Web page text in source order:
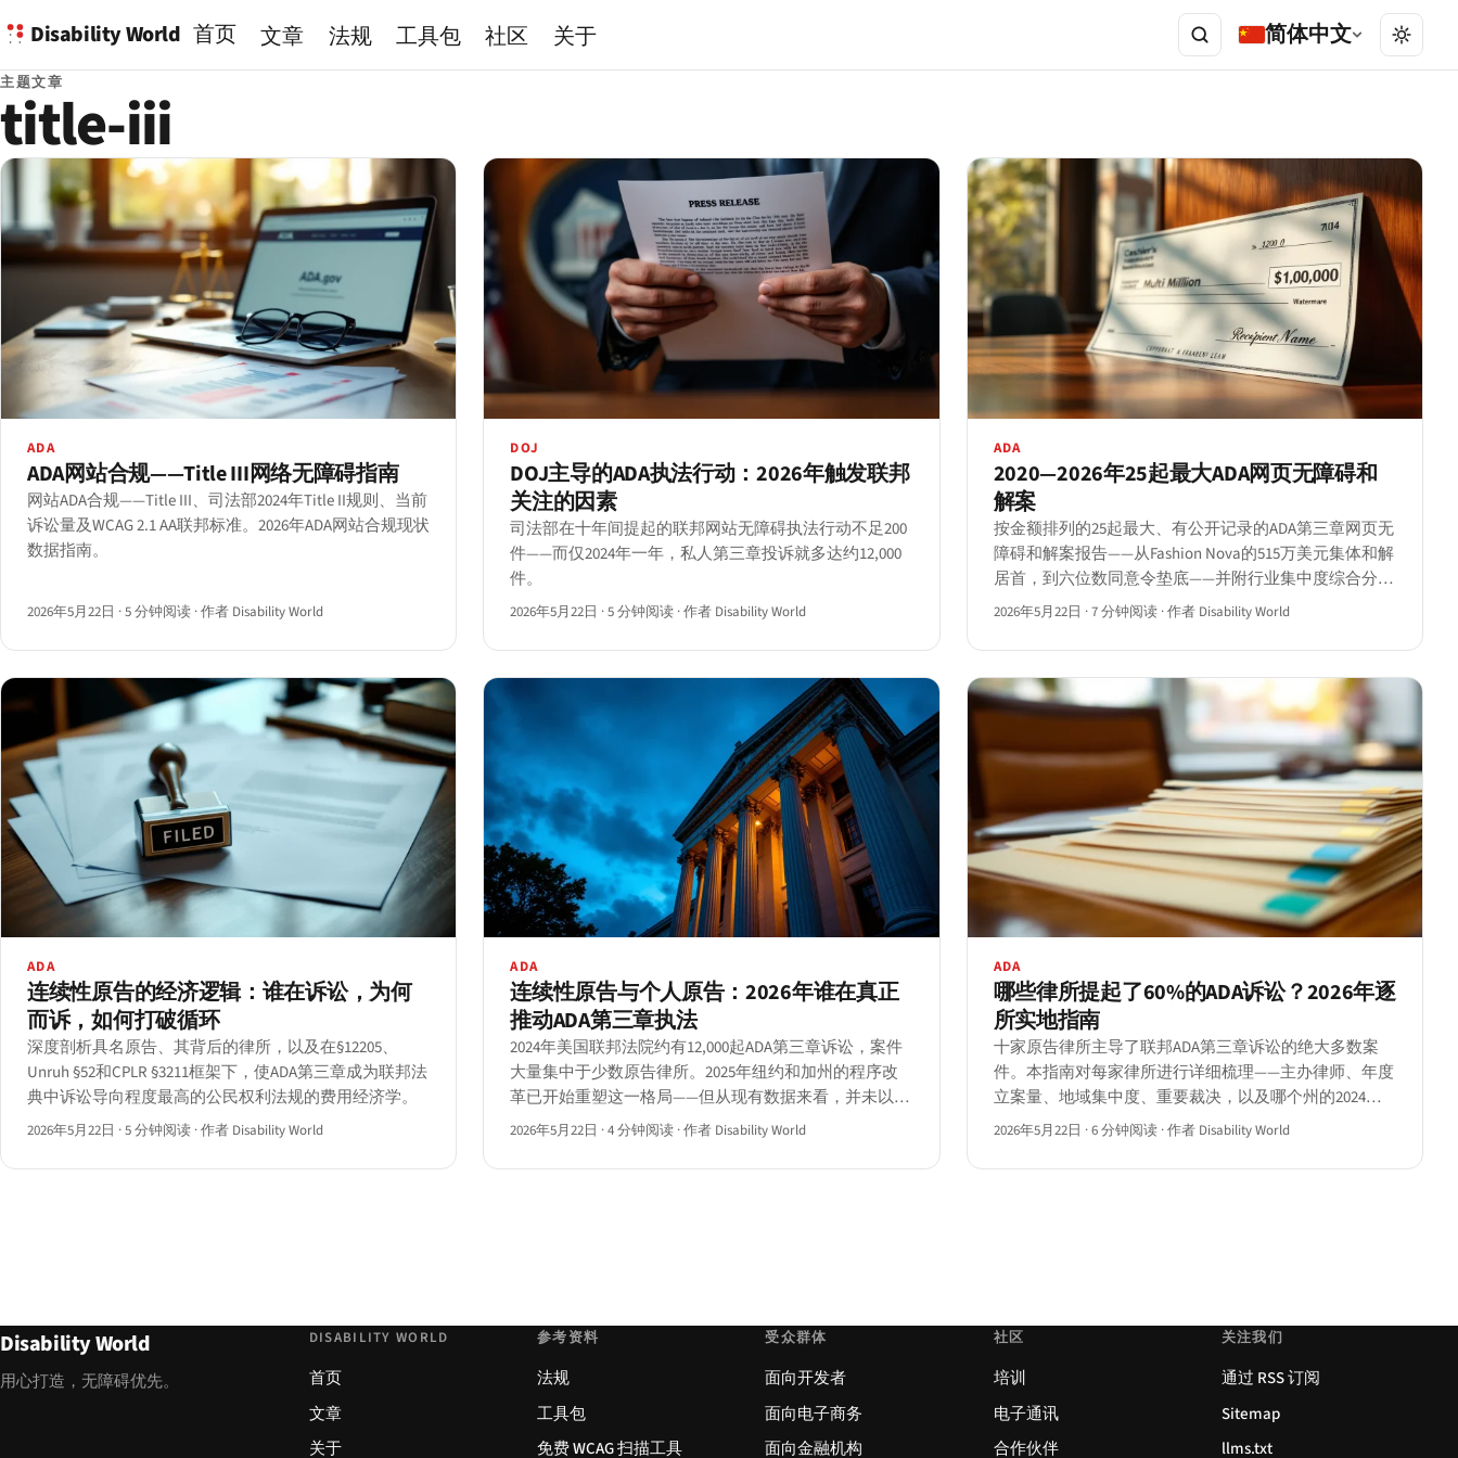
Disability World 首页 文章 法规 工具包 社区 关于 简体中文
主题文章
title-iii
ADA
ADA网站合规——Title III网络无障碍指南
网站ADA合规——Title III、司法部2024年Title II规则、当前
诉讼量及WCAG 2.1 AA联邦标准。2026年ADA网站合规现状
数据指南。
2026年5月22日 ·5 分钟阅读 ·作者 Disability World
DOJ
DOJ主导的ADA执法行动：2026年触发联邦
关注的因素
司法部在十年间提起的联邦网站无障碍执法行动不足200
件——而仅2024年一年，私人第三章投诉就多达约12,000
件。
2026年5月22日 ·5 分钟阅读 ·作者 Disability World
ADA
2020—2026年25起最大ADA网页无障碍和
解案
按金额排列的25起最大、有公开记录的ADA第三章网页无
障碍和解案报告——从Fashion Nova的515万美元集体和解
居首，到六位数同意令垫底——并附行业集中度综合分
析。
2026年5月22日 ·7 分钟阅读 ·作者 Disability World
ADA
连续性原告的经济逻辑：谁在诉讼，为何
而诉，如何打破循环
深度剖析具名原告、其背后的律所，以及在§12205、
Unruh §52和CPLR §3211框架下，使ADA第三章成为联邦法
典中诉讼导向程度最高的公民权利法规的费用经济学。
2026年5月22日 ·5 分钟阅读 ·作者 Disability World
ADA
连续性原告与个人原告：2026年谁在真正
推动ADA第三章执法
2024年美国联邦法院约有12,000起ADA第三章诉讼，案件
大量集中于少数原告律所。2025年纽约和加州的程序改
革已开始重塑这一格局——但从现有数据来看，并未以改
革者预期的方式呈现。
2026年5月22日 ·4 分钟阅读 ·作者 Disability World
ADA
哪些律所提起了60%的ADA诉讼？2026年逐
所实地指南
十家原告律所主导了联邦ADA第三章诉讼的绝大多数案
件。本指南对每家律所进行详细梳理——主办律师、年度
立案量、地域集中度、重要裁决，以及哪个州的2024年
程序改革已将它们列为针对对象。
2026年5月22日 ·6 分钟阅读 ·作者 Disability World
Disability World
用心打造，无障碍优先。
DISABILITY WORLD
首页
文章
关于
参考资料
法规
工具包
免费 WCAG 扫描工具
受众群体
面向开发者
面向电子商务
面向金融机构
社区
培训
电子通讯
合作伙伴
关注我们
通过 RSS 订阅
Sitemap
llms.txt